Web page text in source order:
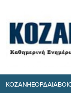
ΚΟΖΑΝΗΕΟΡΔΑΙΑ